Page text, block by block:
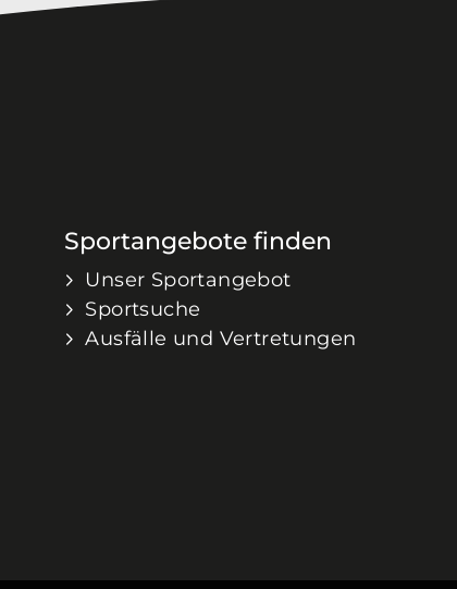
Sportangebote finden
Unser Sportangebot
Sportsuche
Ausfälle und Vertretungen